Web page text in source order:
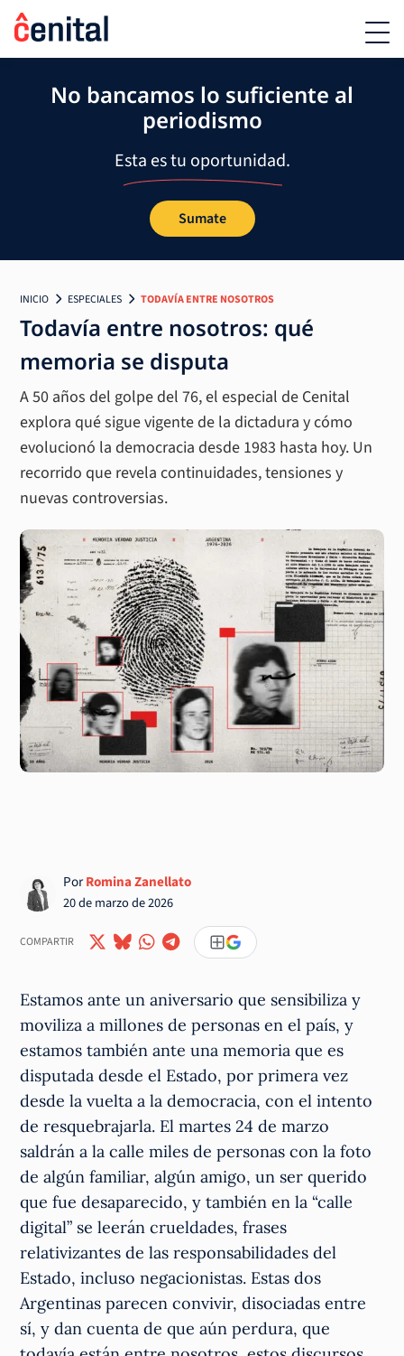
No bancamos lo suficiente al
periodismo
Esta es tu oportunidad.
Sumate
INICIO ESPECIALES TODAVÍA ENTRE NOSOTROS
Todavía entre nosotros: qué
memoria se disputa
A 50 años del golpe del 76, el especial de Cenital
explora qué sigue vigente de la dictadura y cómo
evolucionó la democracia desde 1983 hasta hoy. Un
recorrido que revela continuidades, tensiones y
nuevas controversias.
PorRomina Zanellato
20 de marzo de 2026
COMPARTIR
Estamos ante un aniversario que sensibiliza y
moviliza a millones de personas en el país, y
estamos también ante una memoria que es
disputada desde el Estado, por primera vez
desde la vuelta a la democracia, con el intento
de resquebrajarla. El martes 24 de marzo
saldrán a la calle miles de personas con la foto
de algún familiar, algún amigo, un ser querido
que fue desaparecido, y también en la “calle
digital” se leerán crueldades, frases
relativizantes de las responsabilidades del
Estado, incluso negacionistas. Estas dos
Argentinas parecen convivir, disociadas entre
sí, y dan cuenta de que aún perdura, que